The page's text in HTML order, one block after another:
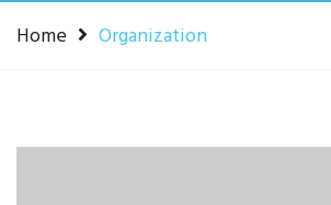
Home Organization